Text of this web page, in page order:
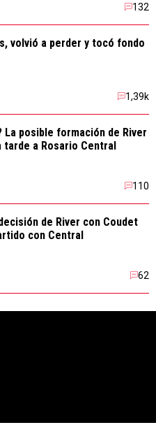
132
volvió a perder y tocó fondo
1,39k
posible formación de River
a Rosario Central
110
de River con Coudet
con Central
62